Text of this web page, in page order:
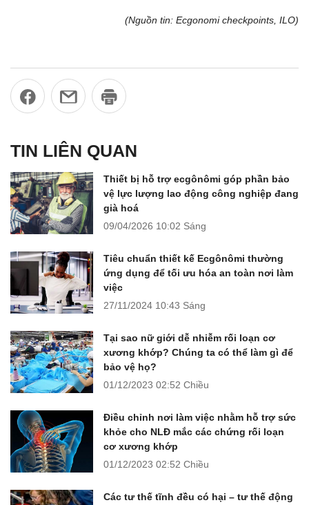
(Nguồn tin: Ecgonomi checkpoints, ILO)
TIN LIÊN QUAN
Thiết bị hỗ trợ ecgônômi góp phần bảo
vệ lực lượng lao động công nghiệp đang
già hoá
09/04/2026 10:02 Sáng
Tiêu chuẩn thiết kế Ecgônômi thường
ứng dụng để tối ưu hóa an toàn nơi làm
việc
27/11/2024 10:43 Sáng
Tại sao nữ giới dễ nhiễm rối loạn cơ
xương khớp? Chúng ta có thể làm gì để
bảo vệ họ?
01/12/2023 02:52 Chiều
Điều chỉnh nơi làm việc nhằm hỗ trợ sức
khỏe cho NLĐ mắc các chứng rối loạn
cơ xương khớp
01/12/2023 02:52 Chiều
Các tư thế tĩnh đều có hại – tư thế động